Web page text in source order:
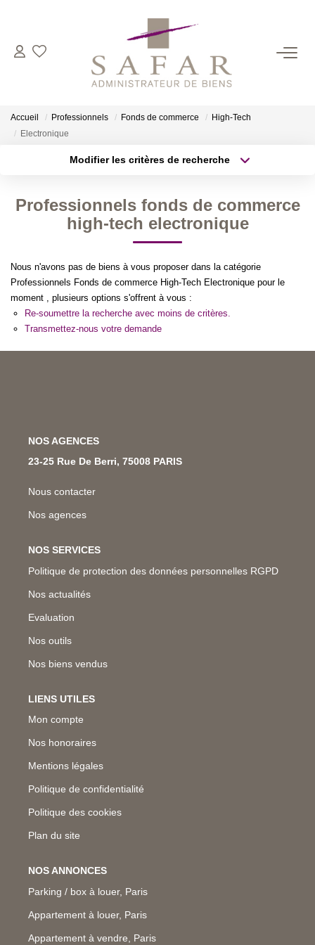
NOS CABINETS
Gescofim – Finorgest Paris
Gescofim - Finorgest Aulnay
Nous Rejoindre
NOS MÉTIERS
Nos Métiers
Nos Lettres Trimestrielles
Accueil Professionnels Fonds de commerce
High-Tech
Electronique
Modifier les critères de recherche
Sélectionnez...
Type de bien
Surface min
Créer une alerte
Professionnels fonds de commerce
high-tech electronique
Nous n'avons pas de biens à vous proposer dans la catégorie
Professionnels Fonds de commerce High-Tech Electronique pour le
moment , plusieurs options s'offrent à vous :
Re-soumettre la recherche avec moins de critères.
Transmettez-nous votre demande
NOS AGENCES
23-25 Rue De Berri, 75008 PARIS
Nous contacter
Nos agences
NOS SERVICES
Politique de protection des données personnelles RGPD
Nos actualités
Evaluation
Nos outils
Nos biens vendus
LIENS UTILES
Mon compte
Nos honoraires
Mentions légales
Politique de confidentialité
Politique des cookies
Plan du site
NOS ANNONCES
Parking / box à louer, Paris
Appartement à louer, Paris
Appartement à vendre, Paris